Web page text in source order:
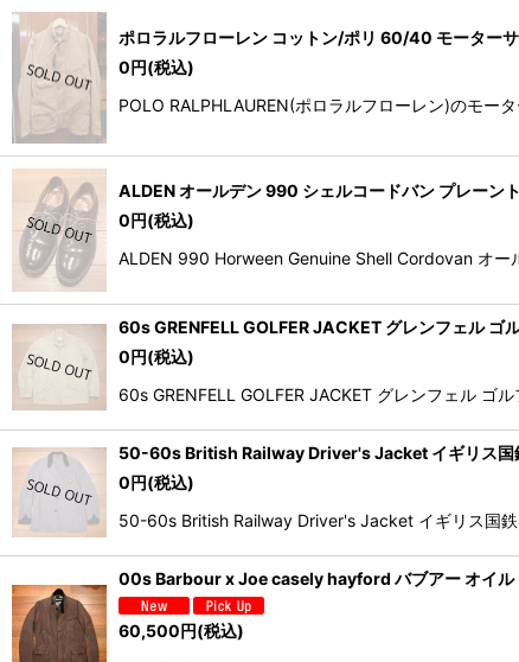
ポロラルフローレン コットン/ポリ 60/40 モーター
0円(税込)
POLO RALPHLAUREN(ポロラルフローレン)のモー
ALDEN オールデン 990 シェルコードバン プレー
0円(税込)
ALDEN 990 Horween Genuine Shell Cordovan オ
60s GRENFELL GOLFER JACKET グレンフェル
0円(税込)
60s GRENFELL GOLFER JACKET グレンフェル ゴ
50-60s British Railway Driver's Jacket イギリス国
0円(税込)
50-60s British Railway Driver's Jacket イギリス国
00s Barbour x Joe casely hayford バブアー オイ
60,500円(税込)